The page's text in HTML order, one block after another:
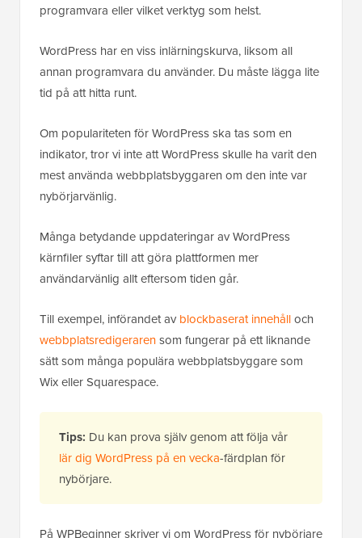
programvara eller vilket verktyg som helst.
WordPress har en viss inlärningskurva, liksom all
annan programvara du använder. Du måste lägga lite
tid på att hitta runt.
Om populariteten för WordPress ska tas som en
indikator, tror vi inte att WordPress skulle ha varit den
mest använda webbplatsbyggaren om den inte var
nybörjarvänlig.
Många betydande uppdateringar av WordPress
kärnfiler syftar till att göra plattformen mer
användarvänlig allt eftersom tiden går.
Till exempel, införandet av blockbaserat innehålloch
webbplatsredigerarensom fungerar på ett liknande
sätt som många populära webbplatsbyggare som
Wix eller Squarespace.
Tips: Du kan prova själv genom att följa vår
lär dig WordPress på en vecka-färdplan för
nybörjare.
På WPBeginner skriver vi om WordPress för nybörjare